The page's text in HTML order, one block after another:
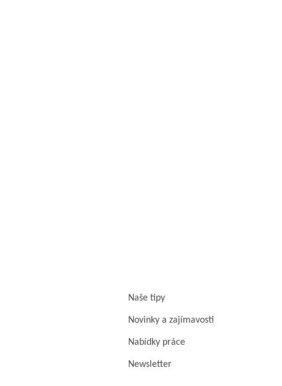
Naše tipy
Novinky a zajímavosti
Nabídky práce
Newsletter